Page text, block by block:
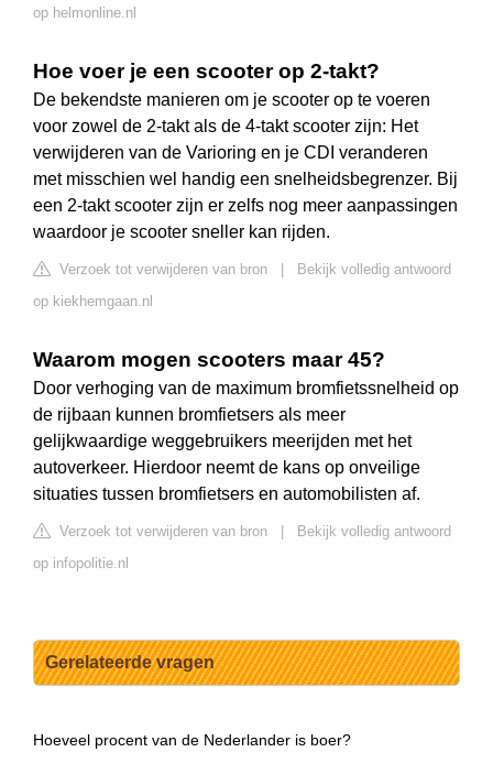
op helmonline.nl
Hoe voer je een scooter op 2-takt?
De bekendste manieren om je scooter op te voeren
voor zowel de 2-takt als de 4-takt scooter zijn: Het
verwijderen van de Varioring en je CDI veranderen
met misschien wel handig een snelheidsbegrenzer. Bij
een 2-takt scooter zijn er zelfs nog meer aanpassingen
waardoor je scooter sneller kan rijden.
Verzoek tot verwijderen van bron
Bekijk volledig antwoord
op kiekhemgaan.nl
Waarom mogen scooters maar 45?
Door verhoging van de maximum bromfietssnelheid op
de rijbaan kunnen bromfietsers als meer
gelijkwaardige weggebruikers meerijden met het
autoverkeer. Hierdoor neemt de kans op onveilige
situaties tussen bromfietsers en automobilisten af.
Verzoek tot verwijderen van bron
Bekijk volledig antwoord
op infopolitie.nl
Gerelateerde vragen
Hoeveel procent van de Nederlander is boer?